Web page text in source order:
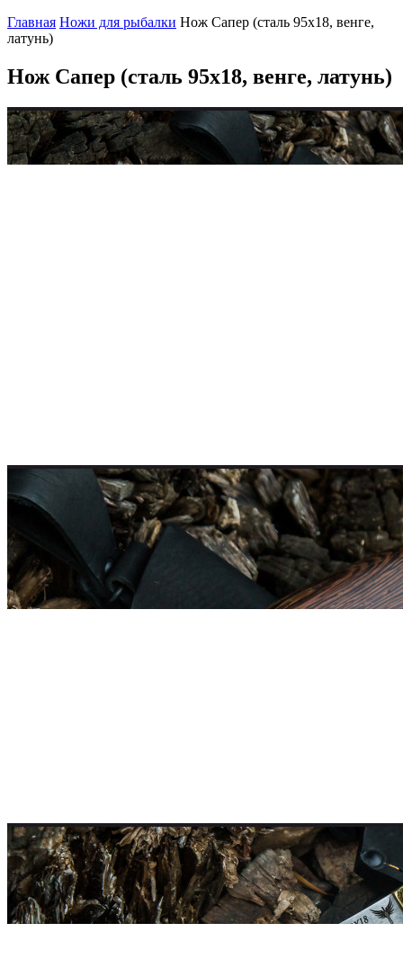
Главная Ножи для рыбалки Нож Сапер (сталь 95х18, венге,
латунь)
Нож Сапер (сталь 95х18, венге, латунь)